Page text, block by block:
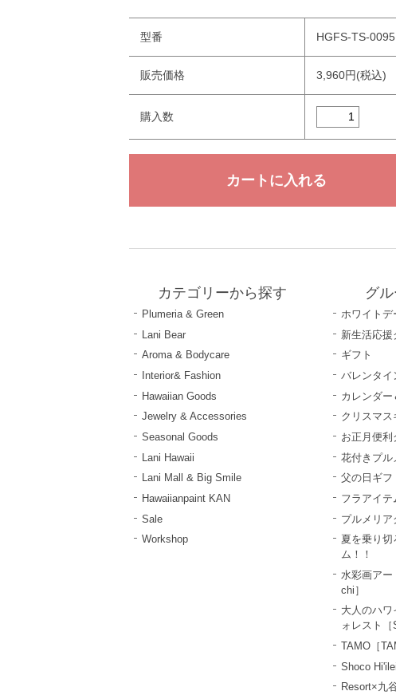
型番 HGFS-TS-0095
販売価格 3,960円(税込)
購入数
カテゴリーから探す
Plumeria & Green
Lani Bear
Aroma & Bodycare
Interior& Fashion
Hawaiian Goods
Jewelry & Accessories
Seasonal Goods
Lani Hawaii
Lani Mall & Big Smile
Hawaiianpaint KAN
Sale
Workshop
グ
ホワイトデ
新生活応援
ギフト
バレンタイ
カレンダー
クリスマス
お正月便利
花付きプル
父の日ギフ
フラアイテ
プルメリア
夏を乗り切
ム！！
水彩画ア
chi］
大人のハワ
ォレスト［
TAMO［
Shoco Hi'ilei
Resort×九